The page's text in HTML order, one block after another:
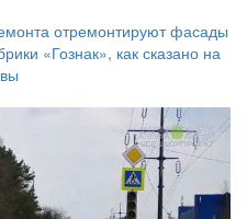
отремонтируют фасады
«Гознак», как сказано на